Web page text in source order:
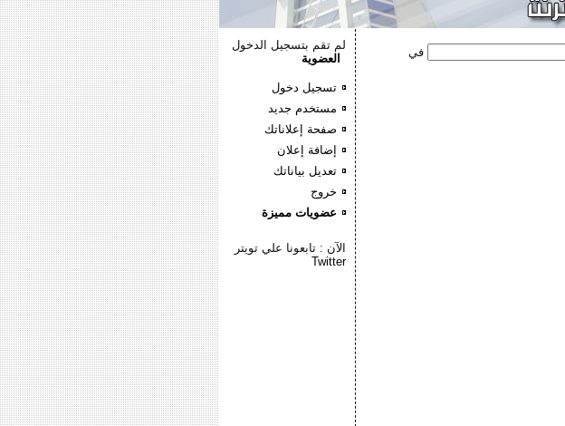
لم تقم بتسجيل الدخول
العضوية
تسجيل دخول
مستخدم جديد
صفحة إعلاناتك
إضافة إعلان
تعديل بياناتك
خروج
عضويات مميزة
الآن : تابعونا علي تويتر
Twitter
في